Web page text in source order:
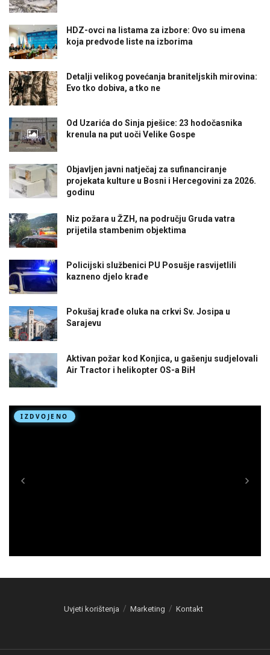
HDZ-ovci na listama za izbore: Ovo su imena
koja predvode liste na izborima
Detalji velikog povećanja braniteljskih mirovina:
Evo tko dobiva, a tko ne
Od Uzarića do Sinja pješice: 23 hodočasnika
krenula na put uoči Velike Gospe
Objavljen javni natječaj za sufinanciranje
projekata kulture u Bosni i Hercegovini za 2026.
godinu
Niz požara u ŽZH, na području Gruda vatra
prijetila stambenim objektima
Policijski službenici PU Posušje rasvijetlili
kazneno djelo krađe
Pokušaj krađe oluka na crkvi Sv. Josipa u
Sarajevu
Aktivan požar kod Konjica, u gašenju sudjelovali
Air Tractor i helikopter OS-a BiH
Uvjeti korištenja Marketing Kontakt